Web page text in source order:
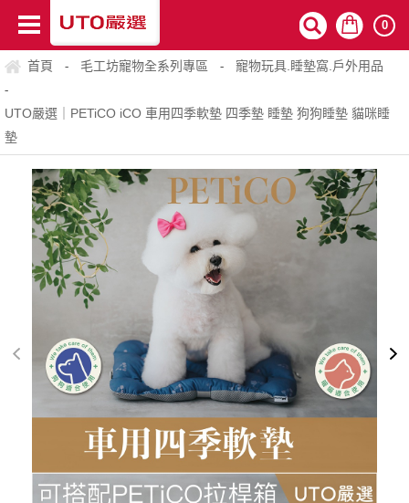
0
首頁 - 毛工坊寵物全系列專區 - 寵物玩具.睡墊窩.戶外用品
-
UTO嚴選｜PETiCO iCO 車用四季軟墊 四季墊 睡墊 狗狗睡墊 貓咪睡
墊